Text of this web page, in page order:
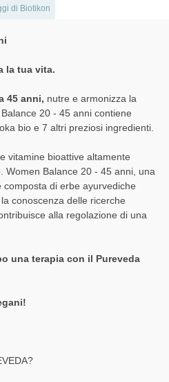
di Biotikon
la tua vita.
45 anni, nutre e armonizza la
20 - 45 anni contiene
bio e 7 altri preziosi ingredienti.
vitamine bioattive altamente
Women Balance 20 - 45 anni, una
di erbe ayurvediche
conoscenza delle ricerche
alla regolazione di una
una terapia con il Pureveda